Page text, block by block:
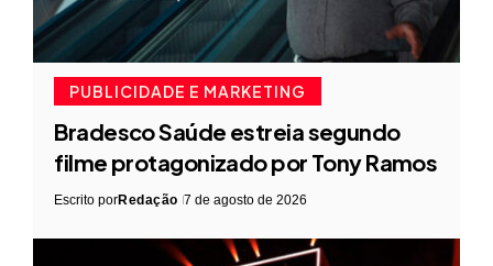
PUBLICIDADE E MARKETING
Bradesco Saúde estreia segundo
filme protagonizado por Tony Ramos
Escrito porRedação 7 de agosto de 2026